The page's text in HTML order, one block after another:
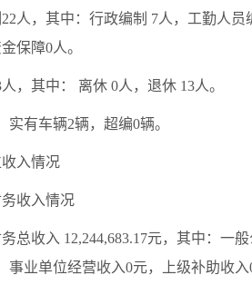
人，其中：行政编制 7人，工勤人
保障0人。
，其中： 离休 0人，退休 13人。
实有车辆2辆，超编0辆。
入情况
务收入情况
总收入 12,244,683.17元，其中：一
事业单位经营收入0元，上级补助收